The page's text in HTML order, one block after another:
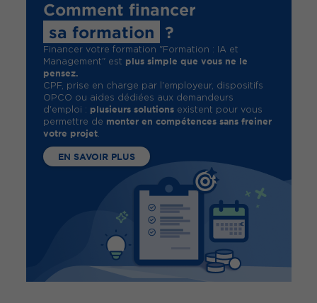
Comment financer
sa formation
?
Financer votre formation "Formation : IA et
Management" est plus simple que vous ne le
pensez.
CPF, prise en charge par l'employeur, dispositifs
OPCO ou aides dédiées aux demandeurs
d'emploi : plusieurs solutionsexistent pour vous
permettre de monter en compétences sans freiner
votre projet.
EN SAVOIR PLUS